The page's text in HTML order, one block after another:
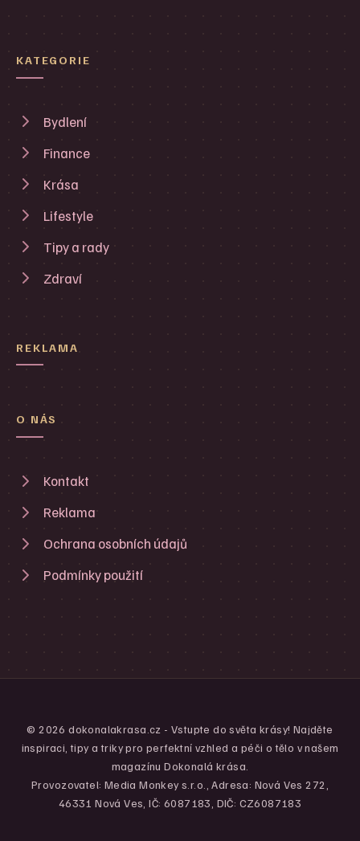
KATEGORIE
Bydlení
Finance
Krása
Lifestyle
Tipy a rady
Zdraví
REKLAMA
O NÁS
Kontakt
Reklama
Ochrana osobních údajů
Podmínky použití
© 2026 dokonalakrasa.cz - Vstupte do světa krásy! Najděte
inspiraci, tipy a triky pro perfektní vzhled a péči o tělo v našem
magazínu Dokonalá krása.
Provozovatel: Media Monkey s.r.o., Adresa: Nová Ves 272,
46331 Nová Ves, IČ: 6087183, DIČ: CZ6087183